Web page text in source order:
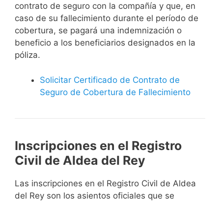
contrato de seguro con la compañía y que, en
caso de su fallecimiento durante el período de
cobertura, se pagará una indemnización o
beneficio a los beneficiarios designados en la
póliza.
Solicitar Certificado de Contrato de
Seguro de Cobertura de Fallecimiento
Inscripciones en el Registro
Civil de Aldea del Rey
Las inscripciones en el Registro Civil de Aldea
del Rey son los asientos oficiales que se